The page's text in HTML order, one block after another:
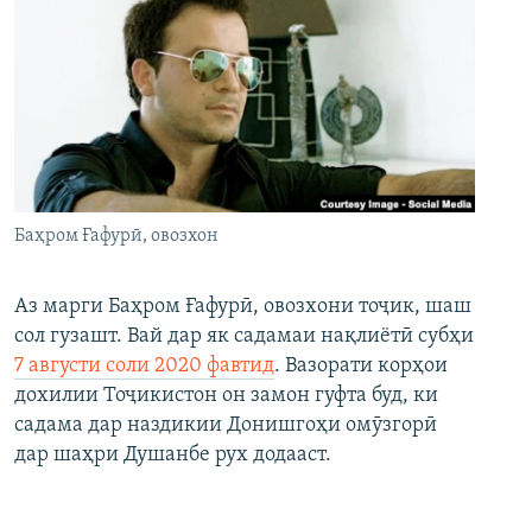
Баҳром Ғафурӣ, овозхон
Аз марги Баҳром Ғафурӣ, овозхони тоҷик, шаш
сол гузашт. Вай дар як садамаи нақлиётӣ субҳи
7 августи соли 2020 фавтид. Вазорати корҳои
дохилии Тоҷикистон он замон гуфта буд, ки
садама дар наздикии Донишгоҳи омӯзгорӣ
дар шаҳри Душанбе рух додааст.